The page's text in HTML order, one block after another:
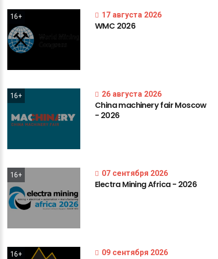
16+ 17 августа 2026
WMC 2026
16+ 26 августа 2026
ChinamachineryfairMoscow
- 2026
16+ 07 сентября 2026
ElectraMiningAfrica- 2026
16+ 09 сентября 2026